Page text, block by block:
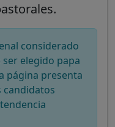
considerado
elegido papa
página presenta
candidatos